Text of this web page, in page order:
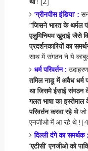
‘ग्रीनपीस इंडिया’ :
“जिसने भारत के थर्मल
एलुमिनियम खुदाई जैसे
प्रदर्शनकारियों का
साथ में संगठन ने ये
धर्म परिवर्तन :
तमिल नाडू में अवैध धर्म
था जिसमे ईसाई संगठन
गलत भाषा का
परिवर्तन करवा रहे थेजो
एनजीओ में आ रहे थे !
दिल्ली दंगे का समर्थक :
‘एटीसी’ एनजीओ को